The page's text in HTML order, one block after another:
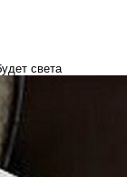
света